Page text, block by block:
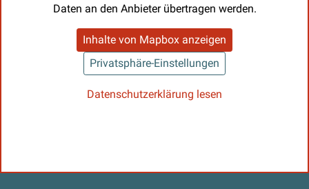
Daten an den Anbieter übertragen werden.
Inhalte von Mapbox anzeigen
Privatsphäre-Einstellungen
Datenschutzerklärung lesen